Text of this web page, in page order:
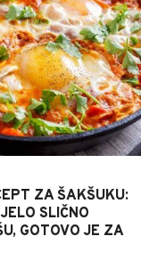
ZA ŠAKŠUKU:
SLIČNO
GOTOVO JE ZA